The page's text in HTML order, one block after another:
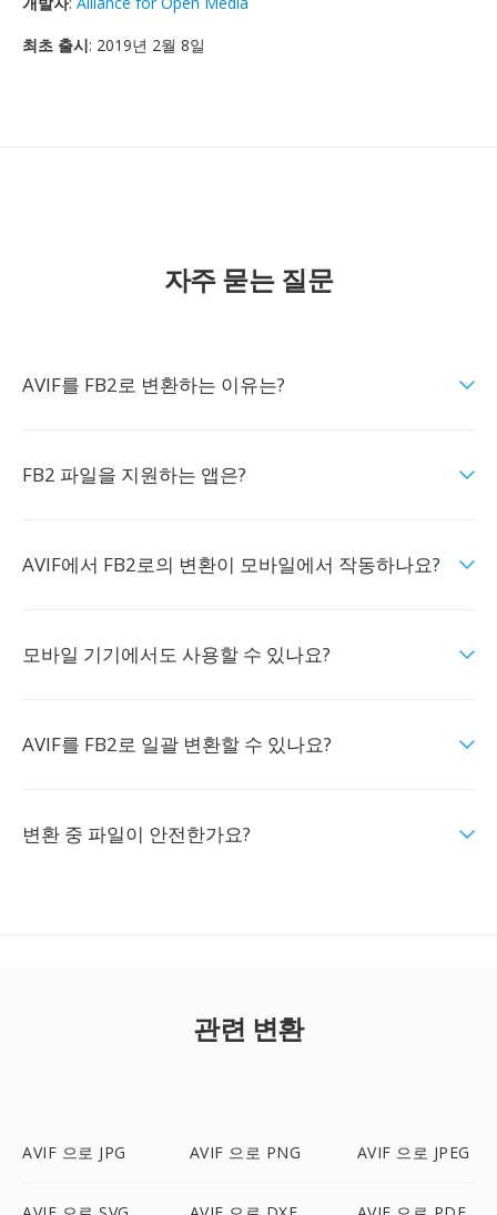
최초 출시: 2019년 2월 8일
자주 묻는 질문
AVIF를 FB2로 변환하는 이유는?
FB2 파일을 지원하는 앱은?
AVIF에서 FB2로의 변환이 모바일에서 작동하나요?
모바일 기기에서도 사용할 수 있나요?
AVIF를 FB2로 일괄 변환할 수 있나요?
변환 중 파일이 안전한가요?
관련 변환
AVIF 으로 JPG AVIF 으로 PNG AVIF 으로 JPEG